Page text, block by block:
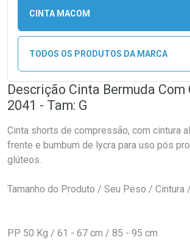
CINTA MACOM
TODOS OS PRODUTOS DA MARCA
Descrição Cinta Bermuda Com
2041 - Tam: G
Cinta shorts de compressão, com cintura
frente e bumbum de lycra para uso pós
glúteos.
Tamanho do Produto / Seu Peso / Cintura
PP 50 Kg / 61 - 67 cm / 85 - 95 cm